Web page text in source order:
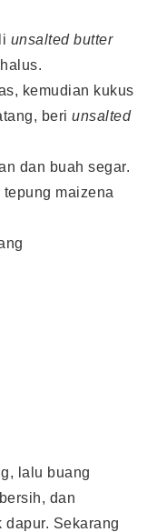
unsalted butter
kemudian kukus
beri unsalted
dan buah segar.
maizena
lalu buang
dan
Sekarang